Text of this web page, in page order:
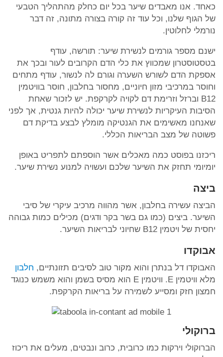
כאחד. אנו מאבדים שיער בכל יום כחלק מהתהליך הטבעי
של הגוף שלנו, וכל עוד זה קורה בצורה מתונה, זה דבר
נורמלי לחלוטין.
ישנם מספר גורמים לנשירת שיער: תורשה, עודף
בטסטוסטרון שמכווץ את כלי הדם הקרובים לעור ובכך את
אספקת הדם לשורש השערה וגורם לה לנשור, עודף מתחים
וחוסר במרכיבי מזון חיוניים, מחסור בחלבון, חוסר בוויטמין
B12 וברזל וזרימת דם לקויה לקרקפת. יש לזכור שאחת
הסיבות העיקריות לנשירת שיער יכולה להיות גנטית, אך לפני
שאנחנו מאשימים את הגנטיקה מומלץ לבצע בדיקת דם
פשוטה של מצב הבריאות הכללי.
ריכזנו בפוסט כמה מאכלים אשר הוספתם לתפריט באופן
יומיומי תחזק את השיער שלכם ועשויה למנוע נשירת שיער.
ביצה
הביצה עשירה בחלבון, אשר מהווה מרכיב עיקרי של סיבי
השיער. ביצים (כמו גם בשר בקר ודגים) מכילים כמות גבוהה
יחסית של ויטמין B12 שחיוני לבריאות השיער.
אבוקדו
האבוקדו דל בנתרן והוא מקור טוב לסיבים תזונתיים, חלבון
מלא וויטמין E. וויטמין E הוא מסיס בשמן והוא משמש כנוגד
חמצון חזק ומסייע לשמירה על בריאות הקרקפת.
ברוקולי
הברוקולי וירקות כמו כרובית, כרוב ונבטים, מעלים את ריכוז